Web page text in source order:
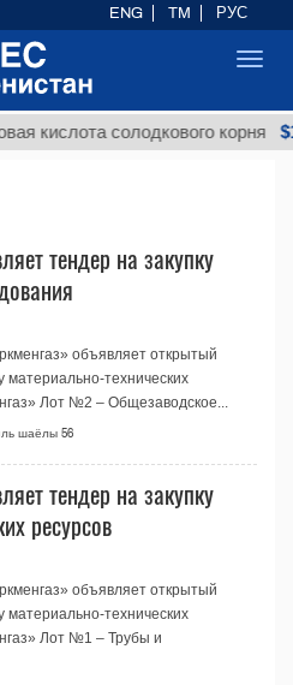
кислота солодкового корня
тендер на закупку
объявляет открытый
материально-технических
Лот №2 – Общезаводское...
шаёлы 56
тендер на закупку
ресурсов
объявляет открытый
материально-технических
Лот №1 – Трубы и
ENG TM РУС